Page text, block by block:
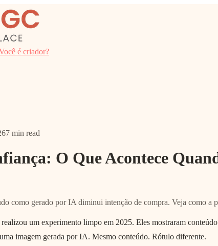
é criador?
7 min read
O Que Acontece
como gerado por IA diminui intenção de compra. Veja como a
um experimento limpo em 2025. Eles mostraram
imagem gerada por IA. Mesmo conteúdo. Rótulo diferente.